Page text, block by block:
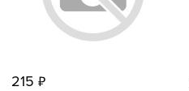
215